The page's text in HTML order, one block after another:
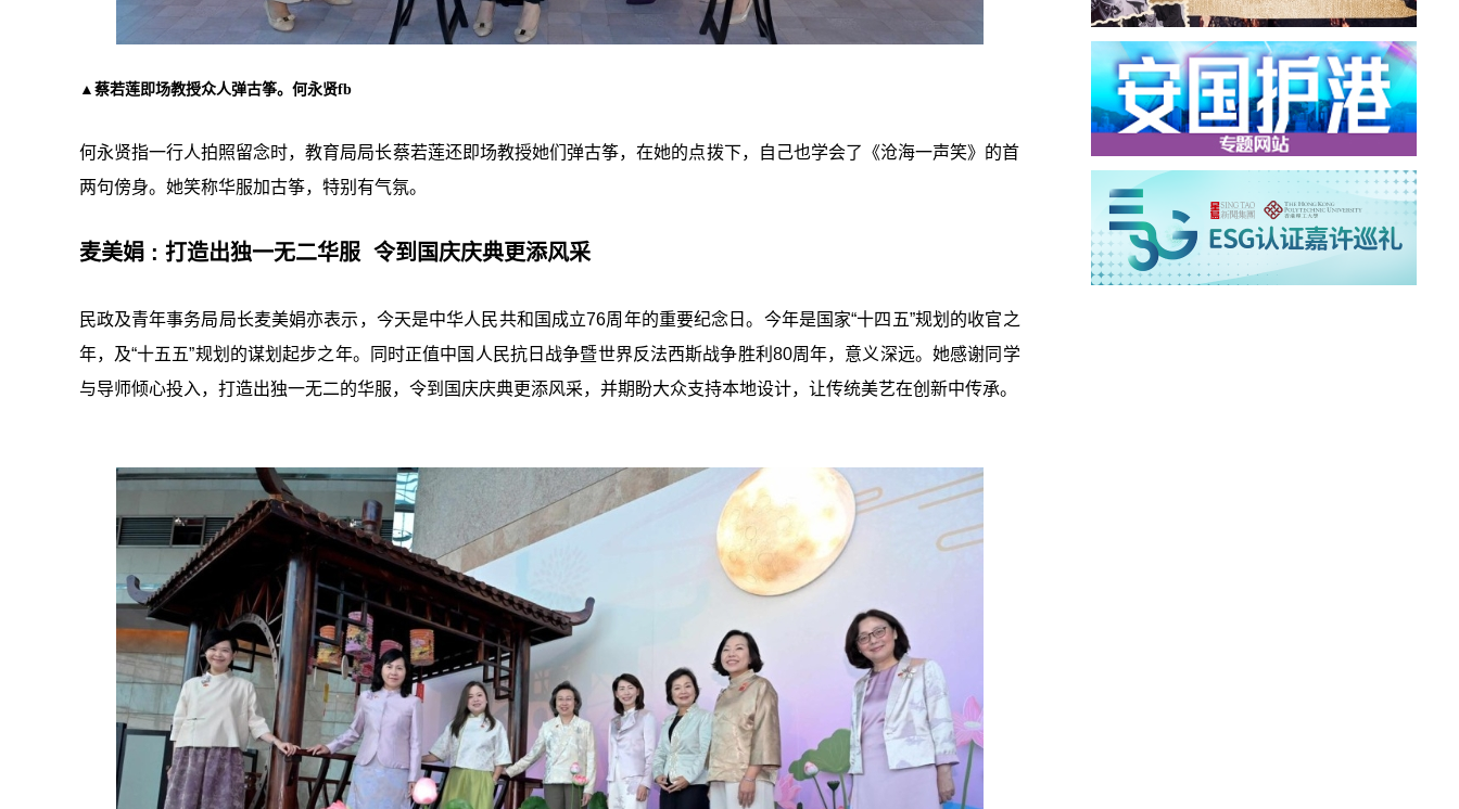
▲蔡若莲即场教授众人弹古筝。何永贤fb
何永贤指一行人拍照留念时，教育局局长蔡若莲还即场教授她们弹古筝，在她的点拨下，自己也学会了《沧海一声笑》的首
两句傍身。她笑称华服加古筝，特别有气氛。
麦美娟 : 打造出独一无二华服 令到国庆庆典更添风采
民政及青年事务局局长麦美娟亦表示，今天是中华人民共和国成立76周年的重要纪念日。今年是国家“十四五”规划的收官之
年，及“十五五”规划的谋划起步之年。同时正值中国人民抗日战争暨世界反法西斯战争胜利80周年，意义深远。她感谢同学
与导师倾心投入，打造出独一无二的华服，令到国庆庆典更添风采，并期盼大众支持本地设计，让传统美艺在创新中传承。